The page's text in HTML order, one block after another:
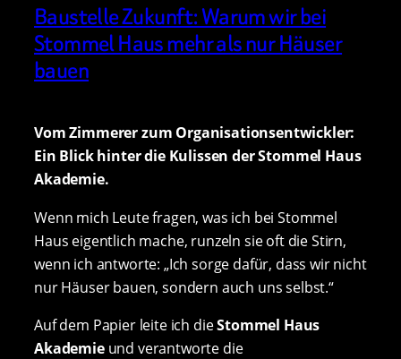
Baustelle Zukunft: Warum wir bei
Stommel Haus mehr als nur Häuser
bauen
Vom Zimmerer zum Organisationsentwickler:
Ein Blick hinter die Kulissen der Stommel Haus
Akademie.
Wenn mich Leute fragen, was ich bei Stommel
Haus eigentlich mache, runzeln sie oft die Stirn,
wenn ich antworte: „Ich sorge dafür, dass wir nicht
nur Häuser bauen, sondern auch uns selbst.“
Auf dem Papier leite ich dieStommel Haus
Akademieund verantworte die